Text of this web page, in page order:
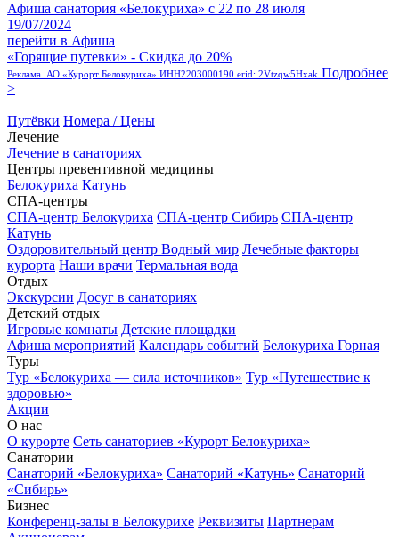
Афиша санатория «Белокуриха» с 22 по 28 июля
19/07/2024
перейти в Афиша
«Горящие путевки» - Скидка до 20%
Реклама. АО «Курорт Белокуриха» ИНН2203000190 erid: 2Vtzqw5Hxak Подробнее
>
Путёвки Номера / Цены
Лечение
Лечение в санаториях
Центры превентивной медицины
Белокуриха Катунь
СПА-центры
СПА-центр Белокуриха СПА-центр Сибирь СПА-центр
Катунь
Оздоровительный центр Водный мир Лечебные факторы
курорта Наши врачи Термальная вода
Отдых
Экскурсии Досуг в санаториях
Детский отдых
Игровые комнаты Детские площадки
Афиша мероприятий Календарь событий Белокуриха Горная
Туры
Тур «Белокуриха — сила источников» Тур «Путешествие к
здоровью»
Акции
О нас
О курорте Сеть санаториев «Курорт Белокуриха»
Санатории
Санаторий «Белокуриха» Санаторий «Катунь» Санаторий
«Сибирь»
Бизнес
Конференц-залы в Белокурихе Реквизиты Партнерам